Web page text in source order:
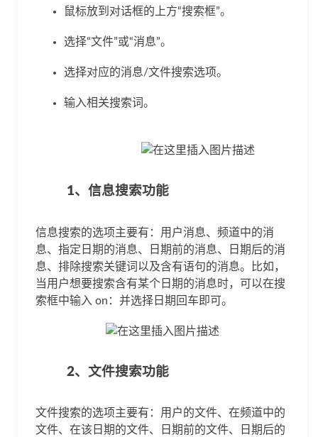
鼠标放到对话框的上方“搜索框”。
选择“文件”或“消息”。
选择对应的消息/文件搜索选项。
输入相关搜索词。
1、信息搜索功能
信息搜索的选项主要有：用户消息、频道中的消
息、指定日期的消息、日期前的消息、日期后的消
息、排除搜索关键词以及含有语句的消息。比如，
当用户想要搜索含有某个日期的消息时，可以在搜
索框中输入 on：并选择日期回车即可。
2、文件搜索功能
文件搜索的选项主要有：用户的文件、在频道中的
文件、在该日期的文件、日期前的文件、日期后的